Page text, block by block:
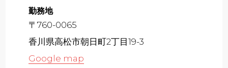
勤務地
〒760-0065
香川県高松市朝日町2丁目19-3
Google map